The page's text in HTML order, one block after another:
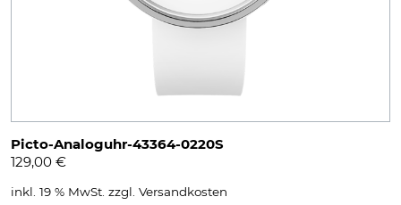
Picto-Analoguhr-43364-0220S
129,00 €
inkl. 19 % MwSt. zzgl. Versandkosten